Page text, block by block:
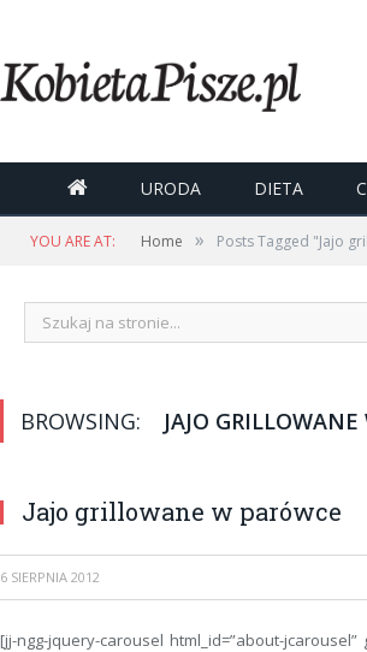
 URODA DIETA
YOU ARE AT: Home » Posts Tagged "Jajo
BROWSING: JAJO GRILLOWANE
Jajo grillowane w parówce
6 SIERPNIA 2012
[jj-ngg-jquery-carousel html_id=”about-jcarousel”